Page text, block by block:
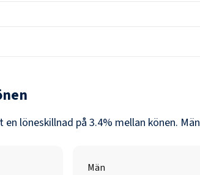
en löneskillnad på3.4% mellan könen. Män
Män